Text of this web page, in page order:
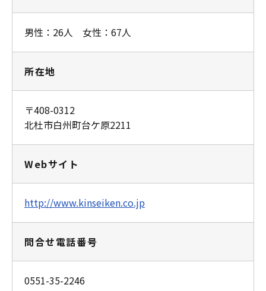
男性：26人 女性：67人
所在地
〒408-0312
北杜市白州町台ケ原2211
Webサイト
http://www.kinseiken.co.jp
問合せ電話番号
0551-35-2246